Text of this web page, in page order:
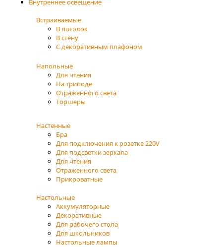
Внутреннее освещение
Встраиваемые
В потолок
В стену
С декоративным плафоном
Напольные
Для чтения
На триподе
Отраженного света
Торшеры
Настенные
Бра
Для подключения к розетке 220V
Для подсветки зеркала
Для чтения
Отраженного света
Прикроватные
Настольные
Аккумуляторные
Декоративные
Для рабочего стола
Для школьников
Настольные лампы